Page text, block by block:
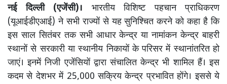
नई दिल्ली (एजेंसी)। भारतीय विशिष्ट पहचान प्राधिकरण
(यूआईडीएआई) ने सभी राज्यों से यह सुनिश्चित करने को कहा है कि
इस साल सितंबर तक सभी आधार केन्द्र या नामांकन केन्द्र बाहरी
स्थानों से सरकारी या स्थानीय निकायों के परिसर में स्थानांतरित हो
जाएं। इनमें निजी एजेंसियों द्वारा संचालित केन्द्र भी शामिल हैं। इस
कदम से देशभर में 25,000 सक्रिय केन्द्र प्रभावित होंगे। इससे ये